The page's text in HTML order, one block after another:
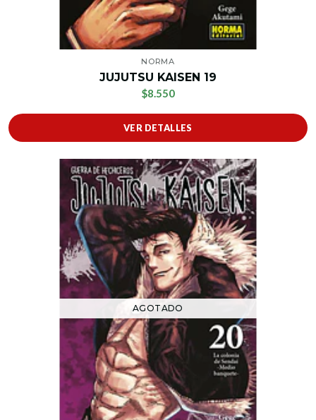
NORMA
JUJUTSU KAISEN 19
$8.550
VER DETALLES
AGOTADO